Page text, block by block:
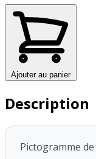
Ajouter au panier
Description
Pictogramme